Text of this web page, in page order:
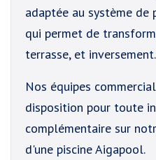
adaptée au système de
qui permet de
terrasse, et inversement.
Nos équipes
disposition pour toute
complémentaire sur
d'une piscine Aigapool.